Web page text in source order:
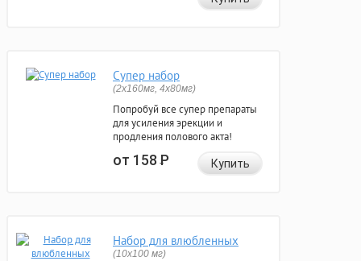
Супер набор
(2х160мг, 4х80мг)
Попробуй все супер препараты
для усиления эрекции и
продления полового акта!
от 158Р Купить
Набор для влюбленных
(10х100 мг)